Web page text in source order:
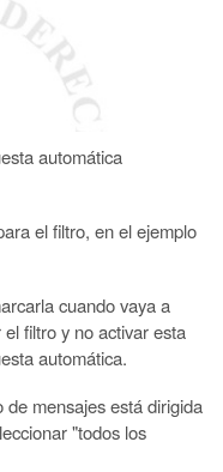
automática
el filtro, en el ejemplo
cuando vaya a
filtro y no activar esta
automática.
mensajes está dirigida
"todos los